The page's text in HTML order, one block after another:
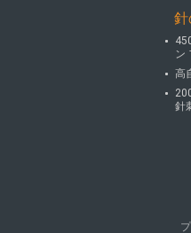
ン
高
針